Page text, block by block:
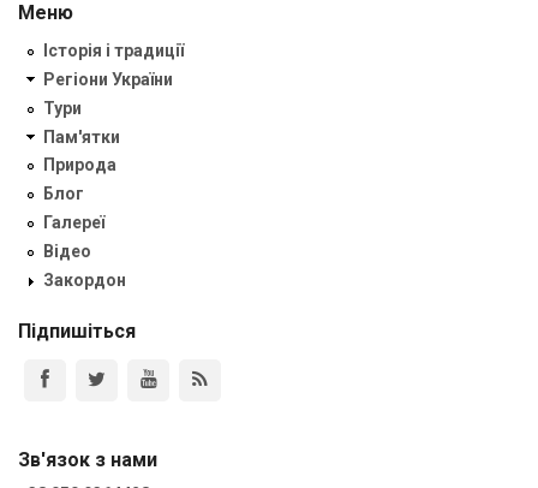
Меню
Історія і традиції
Регіони України
Тури
Пам'ятки
Природа
Блог
Галереї
Відео
Закордон
Підпишіться
Зв'язок з нами